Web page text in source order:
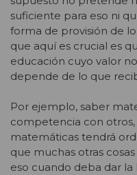
suficiente para eso ni
forma de provisión de
que aquí es crucial es
educación cuyo valor
depende de lo que
Por ejemplo, saber
competencia con
matemáticas tendrá
que muchas otras
eso cuando deba dar